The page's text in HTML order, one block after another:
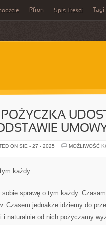
Pfron Spis Treści Tagi
ON SIE - 27 - 2025
MOŻLIWOŚĆ
każdy
sobie sprawę o tym każdy.
Czasem jednakże idziemy do
i naturalnie od nich pożyczamy